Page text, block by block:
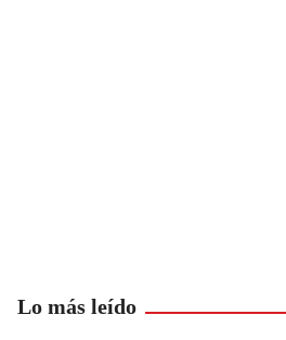
Lo más leído